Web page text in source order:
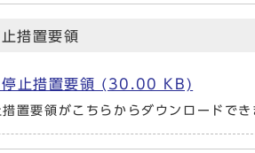
措置要領
停止措置要領 (30.00 KB)
置要領がこちらからダウンロードでき